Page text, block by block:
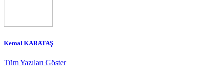
Kemal KARATAŞ
Tüm Yazıları Göster